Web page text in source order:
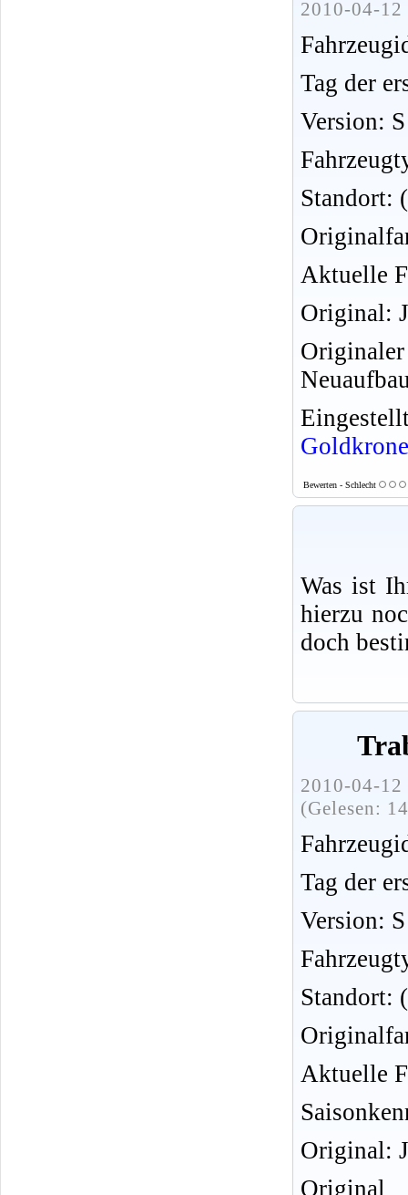
2010-04-12
Tag der
Version:
Standort:
Aktuelle
Original:
Goldkrone
Bewerten - Schlecht
Was ist
hierzu
doch
2010-04-
(Gelesen:
Tag der
Version: S
Standort:
Aktuelle
Original: